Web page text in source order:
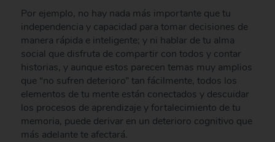
Por ejemplo, no hay nada más importante que tu
independencia y capacidad para tomar decisiones de
manera rápida e inteligente; y ni hablar de tu alma
social que disfruta de compartir con todos y contar
historias, y aunque estos parecen temas muy amplios
que “no sufren deterioro” tan fácilmente, todos los
elementos de tu mente están conectados y descuidar
los procesos de aprendizaje y fortalecimiento de tu
memoria, puede derivar en un deterioro cognitivo que
más adelante te afectará.